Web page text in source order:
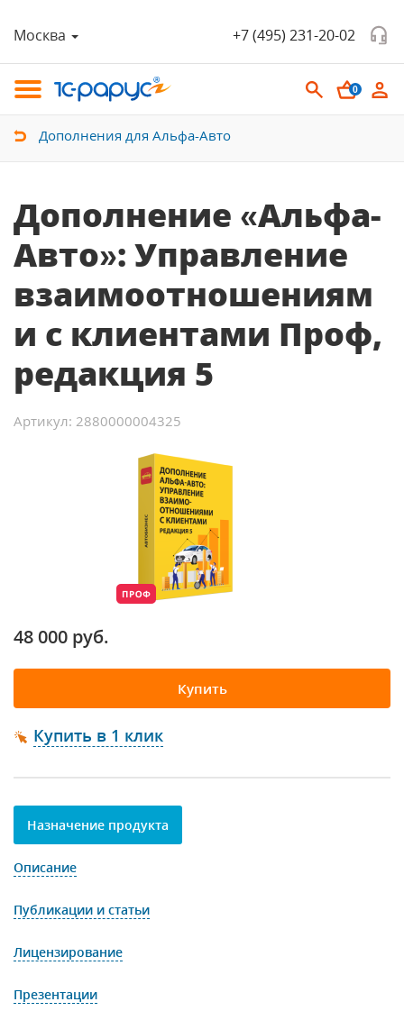
Москва +7 (495) 231-20-02
0
Дополнения для Альфа-Авто
Дополнение «Альфа-
Авто»: Управление
взаимоотношениям
и с клиентами Проф,
редакция 5
Артикул: 2880000004325
48 000 руб.
Купить
Купить в 1 клик
Назначение продукта
Описание
Публикации и статьи
Лицензирование
Презентации